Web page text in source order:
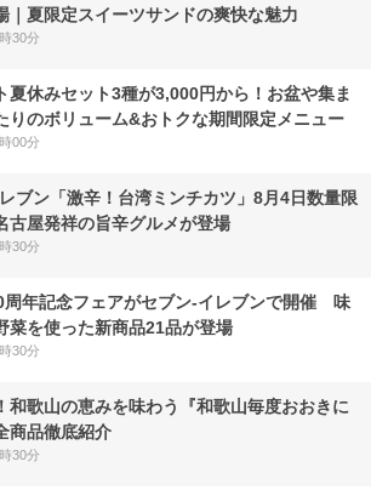
｜夏限定スイーツサンドの爽快な魅力
30分
夏休みセット3種が3,000円から！お盆や集ま
りのボリューム&おトクな期間限定メニュー
00分
ブン「激辛！台湾ミンチカツ」8月4日数量限
古屋発祥の旨辛グルメが登場
30分
周年記念フェアがセブン-イレブンで開催 味
菜を使った新商品21品が登場
30分
和歌山の恵みを味わう『和歌山毎度おおきに
商品徹底紹介
30分